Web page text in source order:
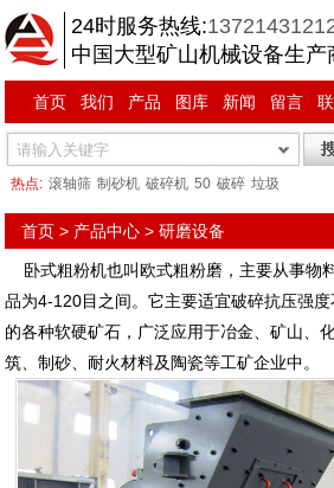
24时服务热线:
中国大型矿山机械设备生产
首页 我们 产品 图库 新闻 留言
热点: 滚轴筛 制砂机 破碎机 50 破碎 垃圾
首页 > 产品中心 >研磨设备
卧式粗粉机也叫欧式粗粉磨，主要从事物
品为4-120目之间。它主要适宜破碎抗压强度
的各种软硬矿石，广泛应用于冶金、矿山、
筑、制砂、耐火材料及陶瓷等工矿企业中。